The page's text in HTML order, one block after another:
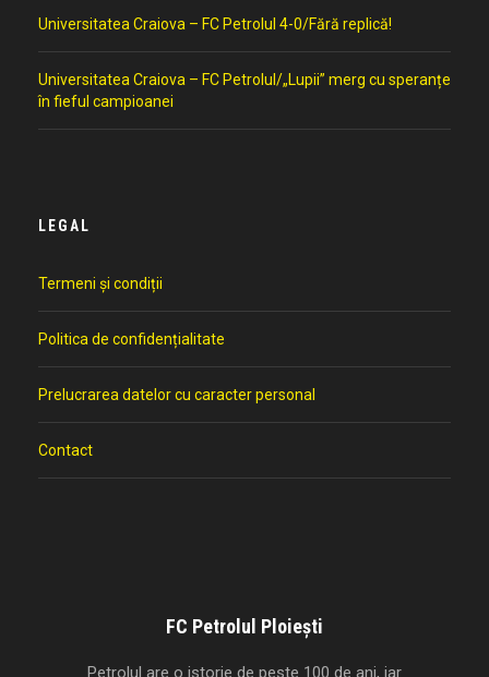
Universitatea Craiova – FC Petrolul 4-0/Fără replică!
Universitatea Craiova – FC Petrolul/„Lupii” merg cu speranțe
în fieful campioanei
LEGAL
Termeni și condiții
Politica de confidențialitate
Prelucrarea datelor cu caracter personal
Contact
FC Petrolul Ploiești
Petrolul are o istorie de peste 100 de ani, iar